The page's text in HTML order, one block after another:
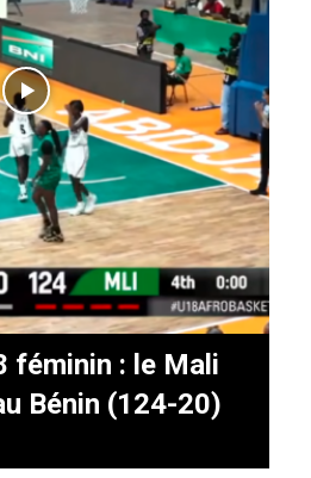
féminin : le Mali
Bénin (124-20)